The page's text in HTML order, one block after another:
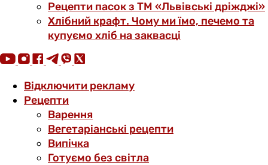
Рецепти пасок з ТМ «Львівські дріжджі»
Хлібний крафт. Чому ми їмо, печемо та
купуємо хліб на заквасці
Відключити рекламу
Рецепти
Варення
Вегетаріанські рецепти
Випічка
Готуємо без світла